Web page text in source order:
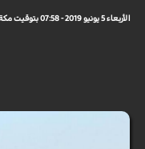
الأربعاء 5 يونيو 2019 - 07:58 بتوقيت مكة